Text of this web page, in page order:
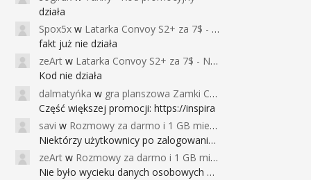
działa
Spox5x w Latarka Convoy S2+ za 7$ - Najniższa cena od 2017r
fakt już nie działa
zeArt w Latarka Convoy S2+ za 7$ - Najniższa cena od 2017r
Kod nie działa
dalmatyńka w gra planszowa Zamki Caladale za 39zł
Część większej promocji: https://inspira
savi w Rozmowy za darmo i 1 GB miesięcznie
Niektórzy użytkownicy po zalogowaniu do
zeArt w Rozmowy za darmo i 1 GB miesięcznie
Nie było wycieku danych osobowych a nieo